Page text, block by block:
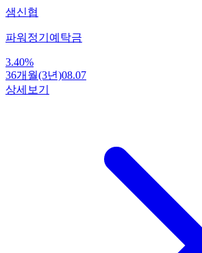
샘신협
파워정기예탁금
3.40%
36개월(3년)08.07
상세보기